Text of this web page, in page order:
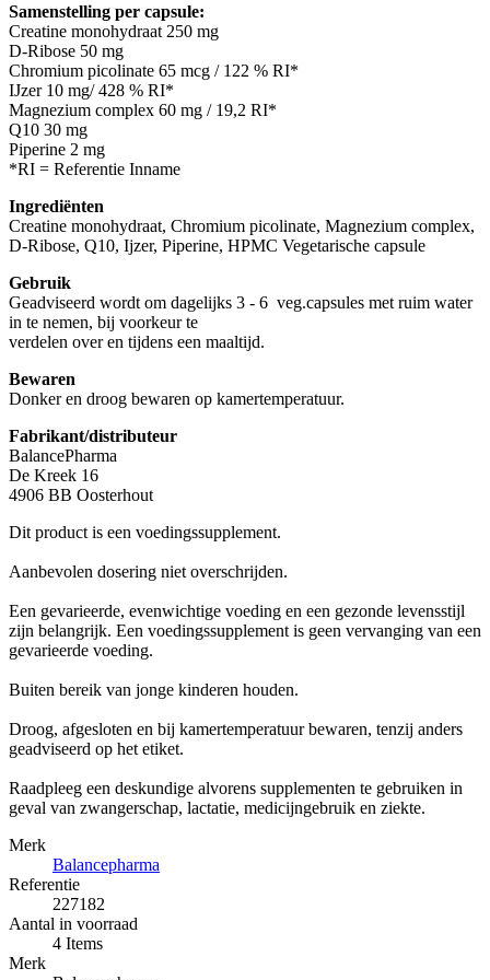
Samenstelling per capsule:
Creatine monohydraat 250 mg
D-Ribose 50 mg
Chromium picolinate 65 mcg / 122 % RI*
IJzer 10 mg/ 428 % RI*
Magnezium complex 60 mg / 19,2 RI*
Q10 30 mg
Piperine 2 mg
*RI = Referentie Inname
Ingrediënten
Creatine monohydraat, Chromium picolinate, Magnezium complex,
D-Ribose, Q10, Ijzer, Piperine, HPMC Vegetarische capsule
Gebruik
Geadviseerd wordt om dagelijks 3 - 6 veg.capsules met ruim water
in te nemen, bij voorkeur te
verdelen over en tijdens een maaltijd.
Bewaren
Donker en droog bewaren op kamertemperatuur.
Fabrikant/distributeur
BalancePharma
De Kreek 16
4906 BB Oosterhout
Dit product is een voedingssupplement.
Aanbevolen dosering niet overschrijden.
Een gevarieerde, evenwichtige voeding en een gezonde levensstijl
zijn belangrijk. Een voedingssupplement is geen vervanging van een
gevarieerde voeding.
Buiten bereik van jonge kinderen houden.
Droog, afgesloten en bij kamertemperatuur bewaren, tenzij anders
geadviseerd op het etiket.
Raadpleeg een deskundige alvorens supplementen te gebruiken in
geval van zwangerschap, lactatie, medicijngebruik en ziekte.
Merk
Balancepharma
Referentie
227182
Aantal in voorraad
4 Items
Merk